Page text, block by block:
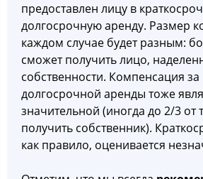
предоставлен лицу в
долгосрочную аренду. Размер
каждом случае будет разным:
сможет получить лицо,
собственности. Компенсация
долгосрочной аренды тоже
значительной (иногда до 2/3 от
получить собственник).
как правило, оценивается